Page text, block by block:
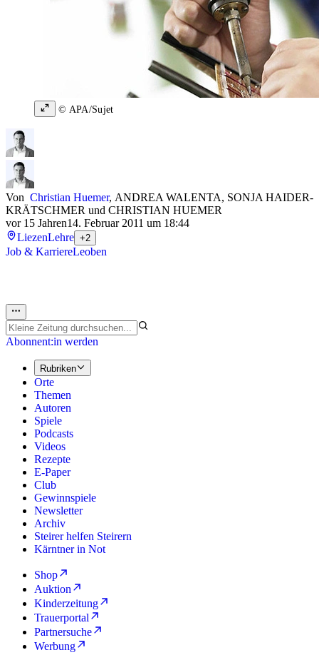
© APA/Sujet
Von Christian Huemer, ANDREA WALENTA, SONJA HAIDER-
KRÄTSCHMER und CHRISTIAN HUEMER
vor 15 Jahren14. Februar 2011 um 18:44
LiezenLehre +2
Job & KarriereLeoben
Abonnent:in werden
Rubriken
Orte
Themen
Autoren
Spiele
Podcasts
Videos
Rezepte
E-Paper
Club
Gewinnspiele
Newsletter
Archiv
Steirer helfen Steirern
Kärntner in Not
Shop
Auktion
Kinderzeitung
Trauerportal
Partnersuche
Werbung